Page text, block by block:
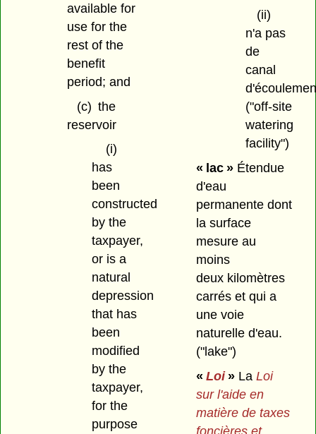
available for
use for the
rest of the
benefit
period; and
(c) the
reservoir
(i)
has
been
constructed
by the
taxpayer,
or is a
natural
depression
that has
been
modified
by the
taxpayer,
for the
purpose
(ii)
n'a pas
de
canal
("off-site
watering
facility")
« lac »Étendue
d'eau
permanente dont
la surface
mesure au
moins
deux kilomètres
carrés et qui a
une voie
naturelle d'eau.
("lake")
« Loi»La Loi
sur l'aide en
matière de taxes
foncières et